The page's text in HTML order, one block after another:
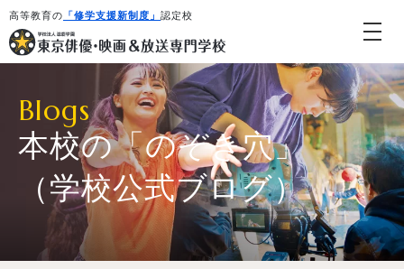
高等教育の 「修学支援新制度」 認定校
学校紹介・教育システム
Blogs
本校の「のぞき穴」
（学校公式ブログ）